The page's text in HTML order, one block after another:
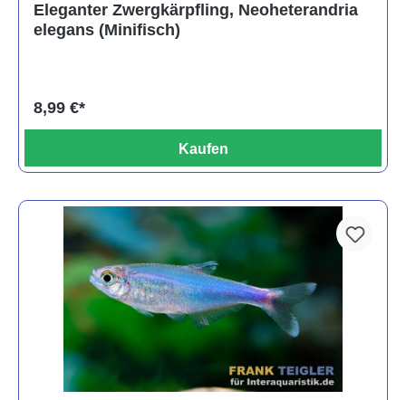
Eleganter Zwergkärpfling, Neoheterandria
elegans (Minifisch)
8,99 €*
Kaufen